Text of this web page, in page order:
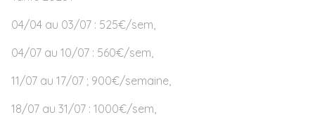
04/04 au 03/07 : 525€/sem,
04/07 au 10/07 : 560€/sem,
11/07 au 17/07 ; 900€/semaine,
18/07 au 31/07 : 1000€/sem,